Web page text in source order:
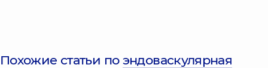
Похожие статьи по эндоваскулярная